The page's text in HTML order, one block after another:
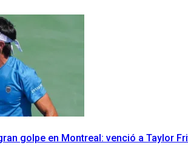
golpe en Montreal: venció a Taylor